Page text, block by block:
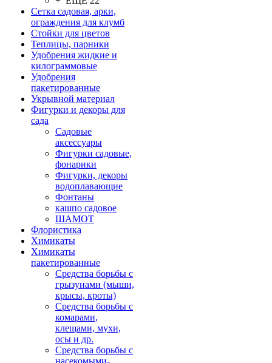
Сетка садовая, арки,
ограждения для клумб
Стойки для цветов
Теплицы, парники
Удобрения жидкие и
килограммовые
Удобрения
пакетированные
Укрывной материал
Фигурки и декоры для
сада
Садовые
аксессуары
Фигурки садовые,
фонарики
Фигурки, декоры
водоплавающие
Фонтаны
кашпо садовое
ШАМОТ
Флористика
Химикаты
Химикаты
пакетированные
Средства борьбы с
грызунами (мыши,
крысы, кроты)
Средства борьбы с
комарами,
клещами, мухи,
осы и др.
Средства борьбы с
насекомыми-